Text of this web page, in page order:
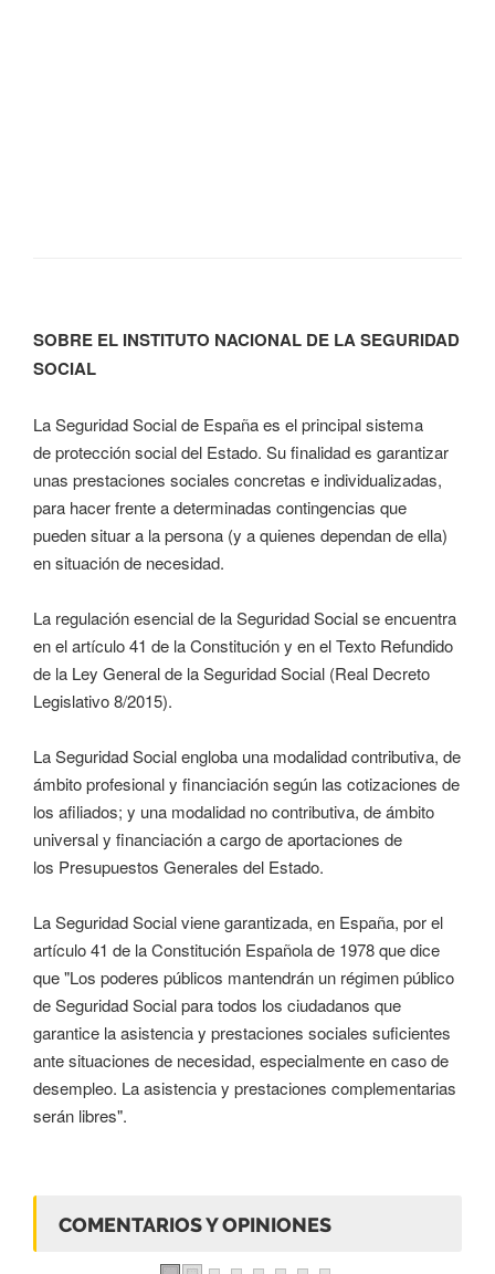
SOBRE EL INSTITUTO NACIONAL DE LA SEGURIDAD
SOCIAL
La Seguridad Social de España es el principal sistema
de protección social del Estado. Su finalidad es garantizar
unas prestaciones sociales concretas e individualizadas,
para hacer frente a determinadas contingencias que
pueden situar a la persona (y a quienes dependan de ella)
en situación de necesidad.
La regulación esencial de la Seguridad Social se encuentra
en el artículo 41 de la Constitución y en el Texto Refundido
de la Ley General de la Seguridad Social (Real Decreto
Legislativo 8/2015).
La Seguridad Social engloba una modalidad contributiva, de
ámbito profesional y financiación según las cotizaciones de
los afiliados; y una modalidad no contributiva, de ámbito
universal y financiación a cargo de aportaciones de
los Presupuestos Generales del Estado.
La Seguridad Social viene garantizada, en España, por el
artículo 41 de la Constitución Española de 1978 que dice
que "Los poderes públicos mantendrán un régimen público
de Seguridad Social para todos los ciudadanos que
garantice la asistencia y prestaciones sociales suficientes
ante situaciones de necesidad, especialmente en caso de
desempleo. La asistencia y prestaciones complementarias
serán libres".
COMENTARIOS Y OPINIONES